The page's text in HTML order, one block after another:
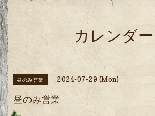
カレンダー
昼のみ営業 2024-07-29 (Mon)
昼のみ営業